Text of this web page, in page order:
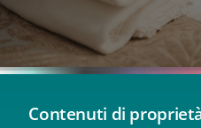
Contenuti di